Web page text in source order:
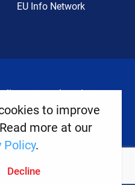
EU Info Network
Europe House
Legal Notice
to improve
more at our
Policy.
Decline